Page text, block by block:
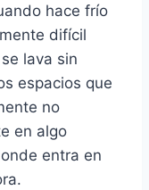
hace frío
difícil
lava sin
espacios que
no
en algo
entra en